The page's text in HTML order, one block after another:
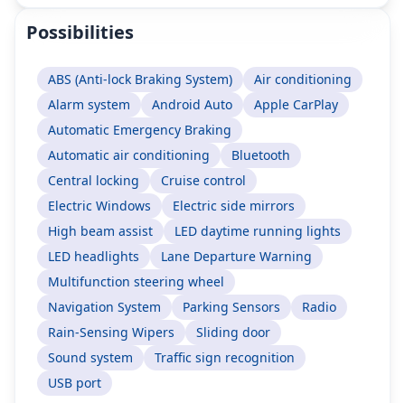
Possibilities
ABS (Anti-lock Braking System)
Air conditioning
Alarm system
Android Auto
Apple CarPlay
Automatic Emergency Braking
Automatic air conditioning
Bluetooth
Central locking
Cruise control
Electric Windows
Electric side mirrors
High beam assist
LED daytime running lights
LED headlights
Lane Departure Warning
Multifunction steering wheel
Navigation System
Parking Sensors
Radio
Rain-Sensing Wipers
Sliding door
Sound system
Traffic sign recognition
USB port